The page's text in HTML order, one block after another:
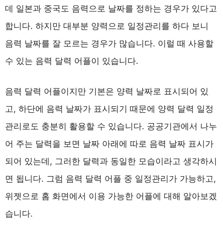
데 일본과 중국도 음력으로 날짜를 정하는 경우가 있다고
합니다. 하지만 대부분 양력으로 일정관리를 하다 보니
음력 날짜를 잘 모르는 경우가 많습니다. 이럴 때 사용할
수 있는 음력 달력 어플이 있습니다.
음력 달력 어플이지만 기본은 양력 날짜로 표시되어 있
고, 하단에 음력 날짜가 표시되기 때문에 양력 달력 일정
관리로도 충분히 활용할 수 있습니다. 공공기관에서 나누
어 주는 달력을 보면 날짜 아래에 따로 음력 날짜 표시가
되어 있는데, 그러한 달력과 동일한 모습이라고 생각하시
면 됩니다. 그럼 음력 달력 어플 중 일정관리가 가능하고,
위젯으로 홈 화면에서 이용 가능한 어플에 대해 알아보겠
습니다.